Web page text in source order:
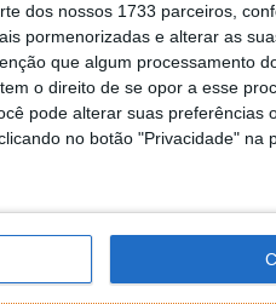
dos nossos 1733 parceiros,
pormenorizadas e alterar as
que algum processamento
o direito de se opor a esse
pode alterar suas preferências
no botão "Privacidade" na